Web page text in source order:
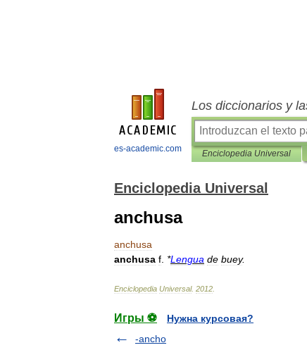
es-academic.com
Los diccionarios y
Enciclopedia Universal
Enciclopedia Universal
anchusa
anchusa
anchusa f *Lengua de buey.
Enciclopedia Universal. 2012
Игры ⚽
Нужна курсовая?
-ancho